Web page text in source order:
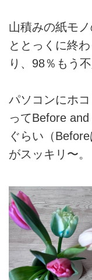
山積みの紙モ
ととっくに終
り、98％もう
パソコンにホ
ってBefore
ぐらい（
がスッキリ〜。